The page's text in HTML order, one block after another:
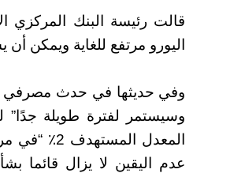
قالت رئيسة البنك المركزي
اليورو مرتفع للغاية ويمكن
وفي حديثها في حدث مصرفي
وسيستمر لفترة طويلة جدًا”
المعدل
عدم اليقين لا يزال قائما